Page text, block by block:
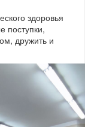
здоровья
поступки,
дружить и